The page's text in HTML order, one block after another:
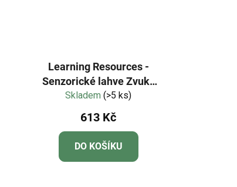
Learning Resources -
Senzorické lahve Zvuky
deště
Skladem(>5 ks)
613 Kč
DO KOŠÍKU